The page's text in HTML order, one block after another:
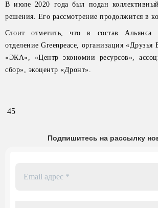
В июле 2020 года был подан
решения. Его рассмотрение продолжится в
Стоит отметить, что в состав Альянса
отделение Greenpeace, организация
«ЭКА», «Центр экономии ресурсов»,
сбор», экоцентр «Дронт».
45
Подпишитесь на рассылку